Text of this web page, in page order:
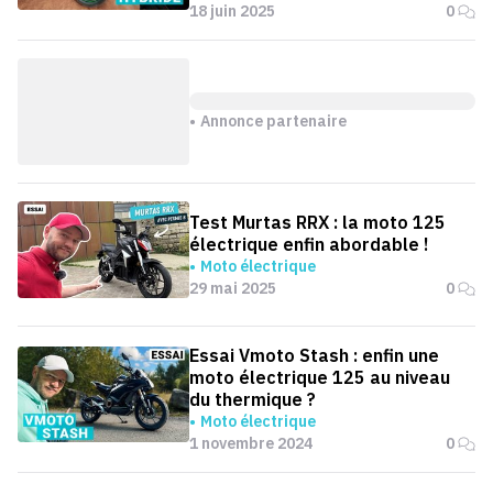
18 juin 2025
0
Annonce partenaire
Test Murtas RRX : la moto 125
électrique enfin abordable !
Moto électrique
29 mai 2025
0
Essai Vmoto Stash : enfin une
moto électrique 125 au niveau
du thermique ?
Moto électrique
1 novembre 2024
0